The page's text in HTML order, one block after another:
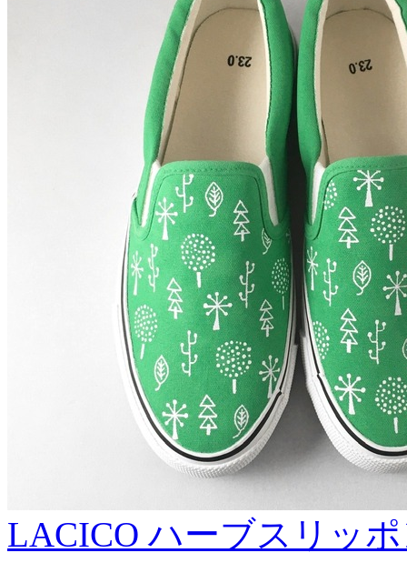
LACICO ハーブスリッ